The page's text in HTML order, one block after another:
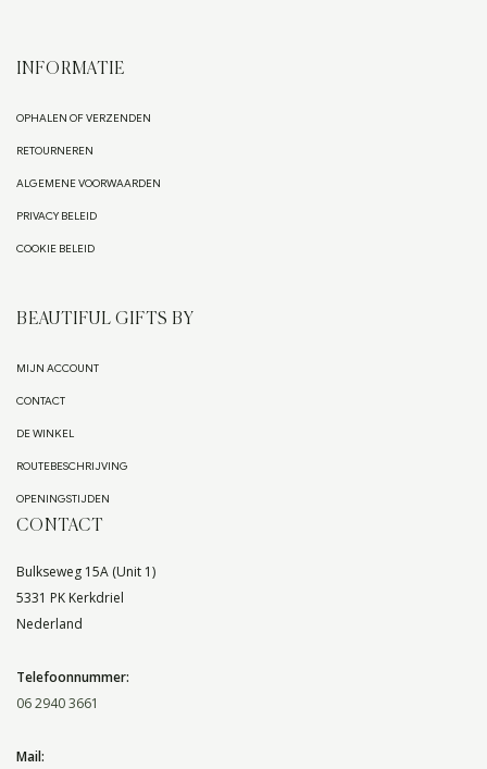
INFORMATIE
OPHALEN OF VERZENDEN
RETOURNEREN
ALGEMENE VOORWAARDEN
PRIVACY BELEID
COOKIE BELEID
BEAUTIFUL GIFTS BY
MIJN ACCOUNT
CONTACT
DE WINKEL
ROUTEBESCHRIJVING
OPENINGSTIJDEN
CONTACT
Bulkseweg 15A (Unit 1)
5331 PK Kerkdriel
Nederland
Telefoonnummer:
06 2940 3661
Mail: